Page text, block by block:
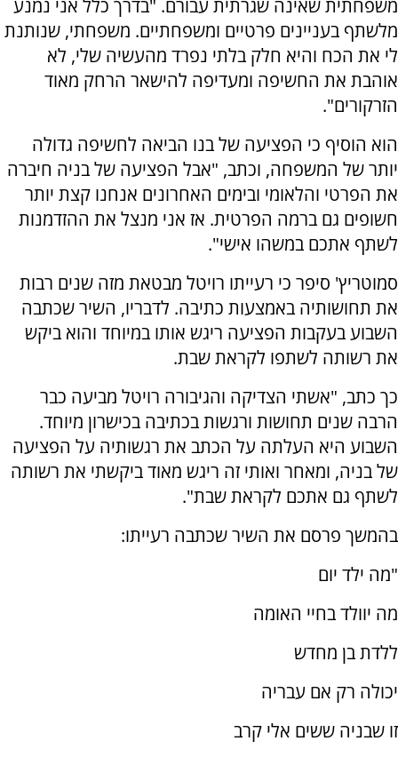
משפחתית שאינה שגרתית עבורם. "בדרך כלל אני נמנע
מלשתף בעניינים פרטיים ומשפחתיים. משפחתי, שנותנת
לי את הכח והיא חלק בלתי נפרד מהעשיה שלי, לא
אוהבת את החשיפה ומעדיפה להישאר הרחק מאוד
הזרקורים".
הוא הוסיף כי הפציעה של בנו הביאה לחשיפה גדולה
יותר של המשפחה, וכתב, "אבל הפציעה של בניה חיברה
את הפרטי והלאומי ובימים האחרונים אנחנו קצת יותר
חשופים גם ברמה הפרטית. אז אני מנצל את ההזדמנות
לשתף אתכם במשהו אישי".
סמוטריץ' סיפר כי רעייתו רויטל מבטאת מזה שנים רבות
את תחושותיה באמצעות כתיבה. לדבריו, השיר שכתבה
השבוע בעקבות הפציעה ריגש אותו במיוחד והוא ביקש
את רשותה לשתפו לקראת שבת.
כך כתב, "אשתי הצדיקה והגיבורה רויטל מביעה כבר
הרבה שנים תחושות ורגשות בכתיבה בכישרון מיוחד.
השבוע היא העלתה על הכתב את רגשותיה על הפציעה
של בניה, ומאחר ואותי זה ריגש מאוד ביקשתי את רשותה
לשתף גם אתכם לקראת שבת".
בהמשך פרסם את השיר שכתבה רעייתו:
"מה ילד יום
מה יוולד בחיי האומה
ללדת בן מחדש
יכולה רק אם עבריה
זו שבניה ששים אלי קרב